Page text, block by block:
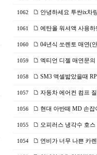
1062 안녕하세요 투싼ix차
1061 에탄올 워셔액 사용
1060 04년식 쏘렌토 매연(
1059 엑티언 디젤 매연문의
1058 SM3 액셀밟았을때
1057 자동차 에어컨 컴프
1056 현대 아반떼 MD 손잡
1055 오피러스 냉각수 호
1054 연비가 너무 나쁜 카